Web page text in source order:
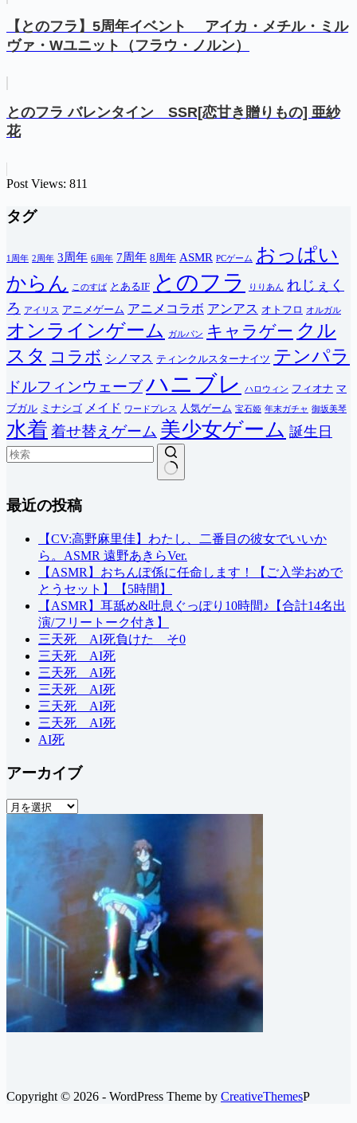
【とのフラ】5周年イベント アイカ・メチル・ミル
ヴァ・Wユニット（フラウ・ノルン）
とのフラ バレンタイン SSR[恋甘き贈りもの] 亜紗
花
Post Views: 811
タグ
1周年 2周年 3周年 6周年 7周年 8周年 ASMR PCゲーム
おっぱい
からん
このすば とあるIF とのフラ りりあん れじぇく
ろ
アイリス アニメゲーム アニメコラボ アンアス オトフロ オルガル
オンラインゲーム ガルパン キャラゲー クル
スタ コラボ シノマス ティンクルスターナイツ テンパラ
ドルフィンウェーブハニブレ ハロウィン フィオナ マ
ブガル ミナシゴ メイド ワードプレス 人気ゲーム 宝石姫 年末ガチャ 御坂美琴
水着 着せ替えゲーム 美少女ゲーム 誕生日
果
最近の投稿
【CV:高野麻里佳】わたし、二番目の彼女でいいか
ら。ASMR 遠野あきらVer.
【ASMR】おちんぽ係に任命します！【ご入学おめで
とうセット】【5時間】
【ASMR】耳舐め&吐息ぐっぽり10時間♪【合計14名出
演/フリートーク付き】
三天死 AI死負けた そ0
三天死 AI死
三天死 AI死
三天死 AI死
三天死 AI死
三天死 AI死
AI死
アーカイブ
ア
Copyright © 2026 - WordPress Theme by CreativeThemesP